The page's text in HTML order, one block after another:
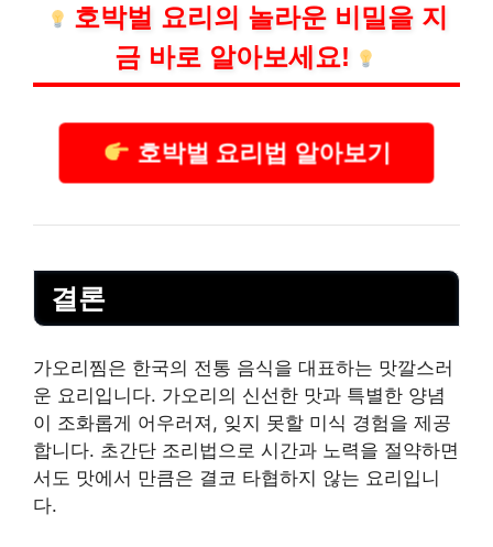
호박벌 요리의 놀라운 비밀을 지
금 바로 알아보세요!
호박벌 요리법 알아보기
결론
가오리찜은 한국의 전통 음식을 대표하는 맛깔스러
운 요리입니다. 가오리의 신선한 맛과 특별한 양념
이 조화롭게 어우러져, 잊지 못할 미식 경험을 제공
합니다. 초간단 조리법으로 시간과 노력을 절약하면
서도 맛에서 만큼은 결코 타협하지 않는 요리입니
다.